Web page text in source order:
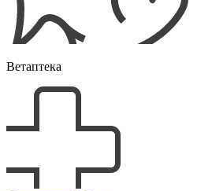
Ветаптека